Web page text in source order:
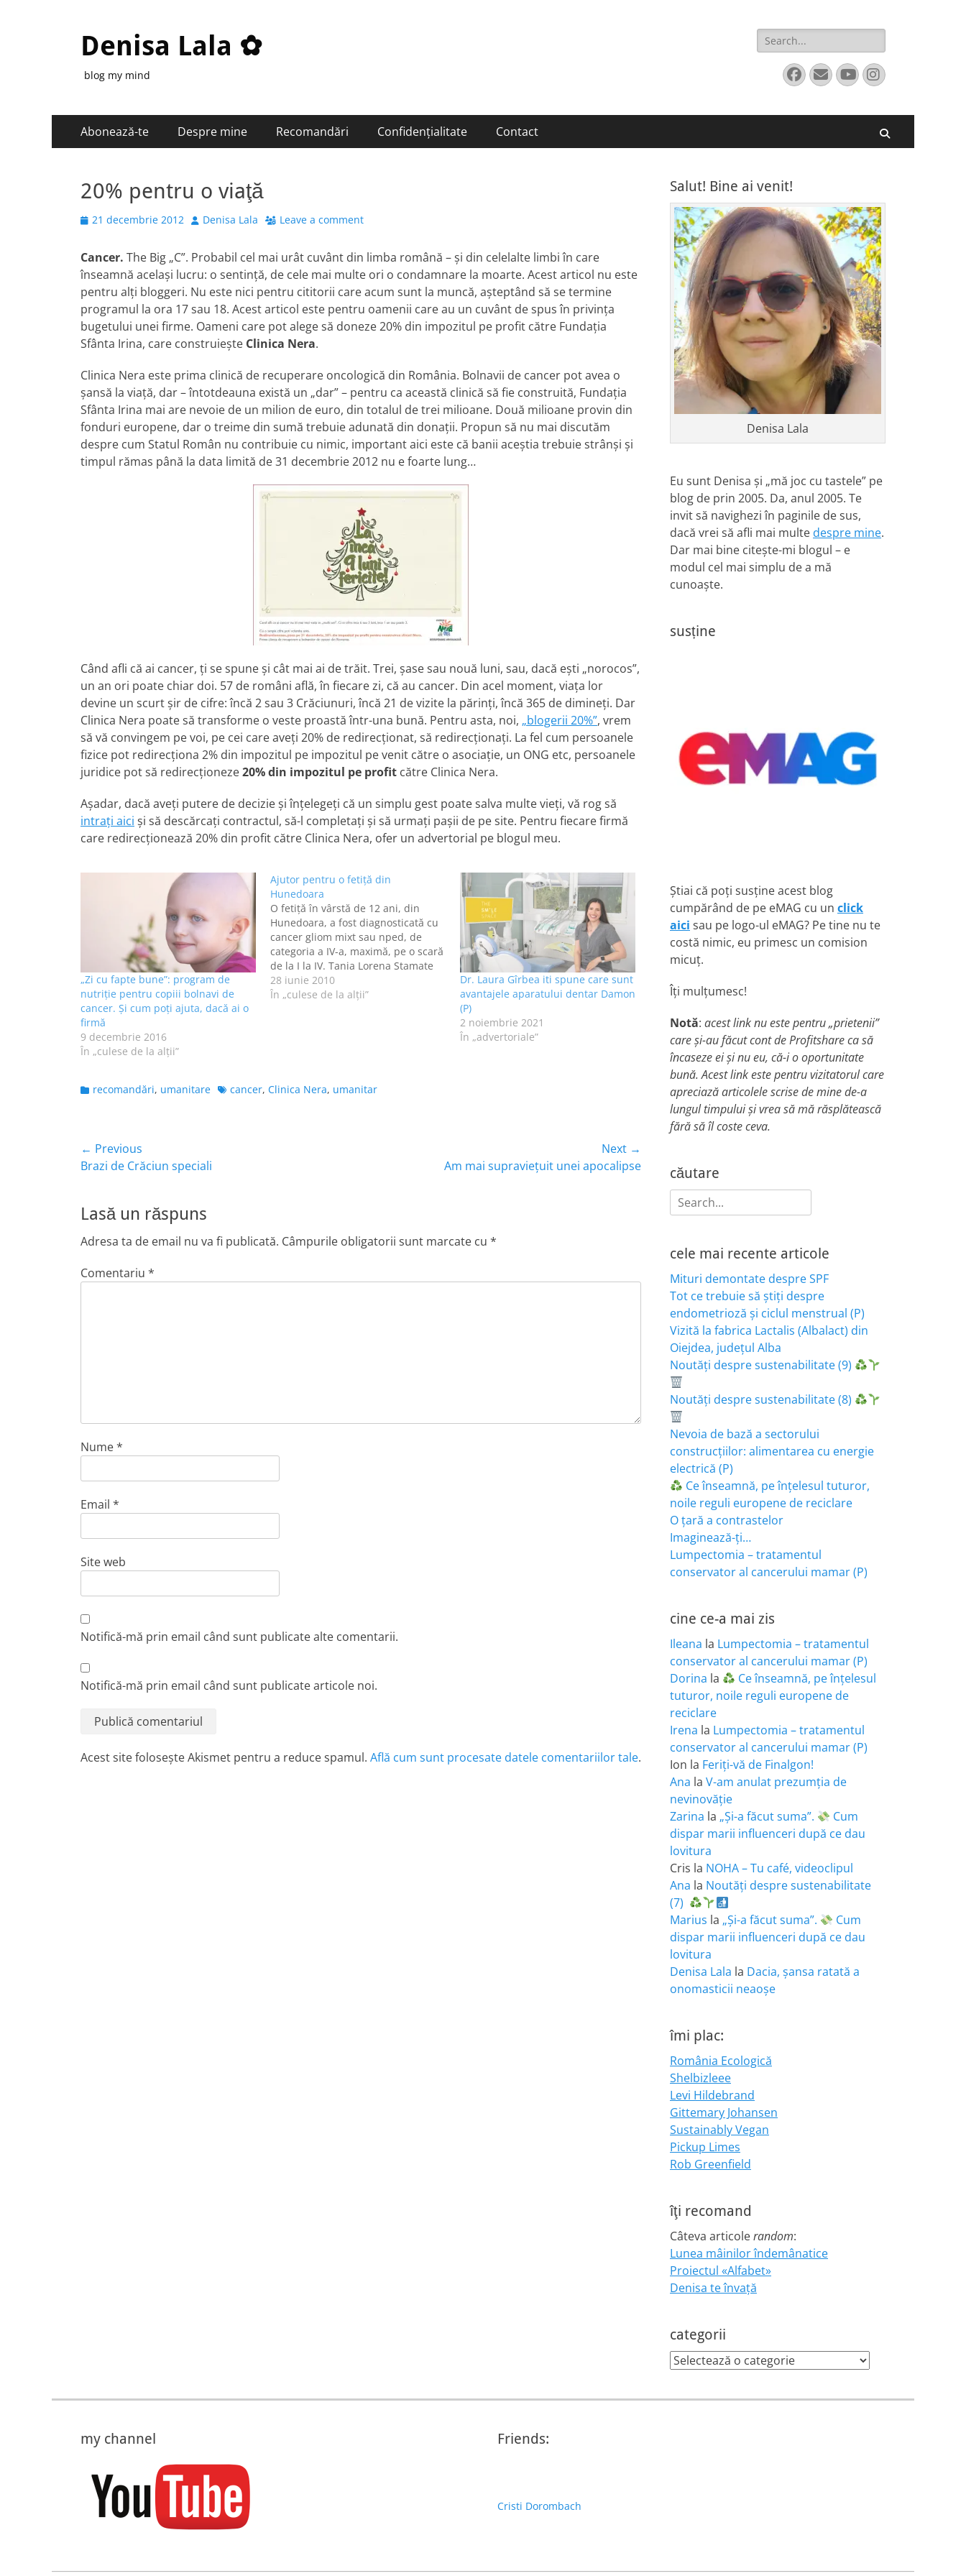
Denisa Lala ✿
blog my mind
Search
for:
Facebook
EmailYouTube
Instagram
Primary
Menu
Abonează-te Despre mine Recomandări Confidențialitate Contact
20% pentru o viaţă
Posted
21 decembrie 2012 Author
Denisa Lala Leave a comment
Cancer. The Big „C”. Probabil cel mai urât cuvânt din limba română – şi din celelalte limbi în care
înseamnă acelaşi lucru: o sentinţă, de cele mai multe ori o condamnare la moarte. Acest articol nu este
pentru alţi bloggeri. Nu este nici pentru cititorii care acum sunt la muncă, aşteptând să se termine
programul la ora 17 sau 18. Acest articol este pentru oamenii care au un cuvânt de spus în privinţa
bugetului unei firme. Oameni care pot alege să doneze 20% din impozitul pe profit către Fundaţia
Sfânta Irina, care construieşte Clinica Nera.
Clinica Nera este prima clinică de recuperare oncologică din România. Bolnavii de cancer pot avea o
şansă la viaţă, dar – întotdeauna există un „dar” – pentru ca această clinică să fie construită, Fundaţia
Sfânta Irina mai are nevoie de un milion de euro, din totalul de trei milioane. Două milioane provin din
fonduri europene, dar o treime din sumă trebuie adunată din donaţii. Propun să nu mai discutăm
despre cum Statul Român nu contribuie cu nimic, important aici este că banii aceştia trebuie strânşi şi
timpul rămas până la data limită de 31 decembrie 2012 nu e foarte lung…
Când afli că ai cancer, ţi se spune şi cât mai ai de trăit. Trei, şase sau nouă luni, sau, dacă eşti „norocos”,
un an ori poate chiar doi. 57 de români află, în fiecare zi, că au cancer. Din acel moment, viaţa lor
devine un scurt şir de cifre: încă 2 sau 3 Crăciunuri, încă 21 de vizite la părinţi, încă 365 de dimineţi. Dar
Clinica Nera poate să transforme o veste proastă într-una bună. Pentru asta, noi, „blogerii 20%”, vrem
să vă convingem pe voi, pe cei care aveţi 20% de redirecţionat, să redirecţionaţi. La fel cum persoanele
fizice pot redirecţiona 2% din impozitul pe impozitul pe venit către o asociaţie, un ONG etc, persoanele
juridice pot să redirecţioneze20% din impozitul pe profit către Clinica Nera.
Aşadar, dacă aveţi putere de decizie şi înţelegeţi că un simplu gest poate salva multe vieţi, vă rog să
intraţi aici şi să descărcaţi contractul, să-l completaţi şi să urmaţi paşii de pe site. Pentru fiecare firmă
care redirecţionează 20% din profit către Clinica Nera, ofer un advertorial pe blogul meu.
„Zi cu fapte bune”: program de
nutriție pentru copiii bolnavi de
cancer. Și cum poți ajuta, dacă ai o
firmă
9 decembrie 2016
În „culese de la alţii”
Ajutor pentru o fetiţă din
Hunedoara
O fetiţă în vârstă de 12 ani, din
Hunedoara, a fost diagnosticată cu
cancer gliom mixt sau nped, de
categoria a IV-a, maximă, pe o scară
de la I la IV. Tania Lorena Stamate
este elevă la Şcoala Generală Nr. 3
din Hunedoara. Din păcate,
28 iunie 2010
În „culese de la alţii”
Dr. Laura Gîrbea iti spune care sunt
avantajele aparatului dentar Damon
(P)
2 noiembrie 2021
În „advertoriale”
Categories
recomandări, umanitare Tagscancer, Clinica Nera, umanitar
Navigare
în
articole
← Previous
Previous
Brazi de Crăciun speciali
Next →
Am mai supravieţuit unei apocalipse
Lasă un răspuns
Adresa ta de email nu va fi publicată. Câmpurile obligatorii sunt marcate cu *
Comentariu *
Nume*
Email *
Site web
Notifică-mă prin email când sunt publicate alte comentarii.
Notifică-mă prin email când sunt publicate articole noi.
Acest site folosește Akismet pentru a reduce spamul. Află cum sunt procesate datele comentariilor tale.
Salut! Bine ai venit!
Denisa Lala
Eu sunt Denisa și „mă joc cu tastele” pe
blog de prin 2005. Da, anul 2005. Te
invit să navighezi în paginile de sus,
dacă vrei să afli mai multe despre mine.
Dar mai bine citește-mi blogul – e
modul cel mai simplu de a mă
cunoaște.
susține
Știai că poți susține acest blog
cumpărând de pe eMAG cu un click
aici sau pe logo-ul eMAG? Pe tine nu te
costă nimic, eu primesc un comision
micuț.
Îți mulțumesc!
Notă: acest link nu este pentru „prietenii”
care și-au făcut cont de Profitshare ca să
încaseze ei și nu eu, că-i o oportunitate
bună. Acest link este pentru vizitatorul care
apreciază articolele scrise de mine de-a
lungul timpului și vrea să mă răsplătească
fără să îl coste ceva.
căutare
Search
for:
cele mai recente articole
Mituri demontate despre SPF
Tot ce trebuie să știți despre
endometrioză și ciclul menstrual (P)
Vizită la fabrica Lactalis (Albalact) din
Oiejdea, județul Alba
Noutăți despre sustenabilitate (9)
Noutăți despre sustenabilitate (8)
Nevoia de bază a sectorului
construcțiilor: alimentarea cu energie
electrică (P)
Ce înseamnă, pe înțelesul tuturor,
noile reguli europene de reciclare
O țară a contrastelor
Imaginează-ți…
Lumpectomia – tratamentul
conservator al cancerului mamar (P)
cine ce-a mai zis
Ileana la Lumpectomia – tratamentul
conservator al cancerului mamar (P)
Dorina la
Ce înseamnă, pe înțelesul
tuturor, noile reguli europene de
reciclare
Irena la Lumpectomia – tratamentul
conservator al cancerului mamar (P)
Ion la Feriţi-vă de Finalgon!
Ana la V-am anulat prezumția de
nevinovăție
Zarina la „Și-a făcut suma”.
Cum
dispar marii influenceri după ce dau
lovitura
Cris la NOHA – Tu café, videoclipul
Ana la Noutăți despre sustenabilitate
(7)
Marius la „Și-a făcut suma”.
Cum
dispar marii influenceri după ce dau
lovitura
Denisa Lala la Dacia, șansa ratată a
onomasticii neaoșe
îmi plac:
România Ecologică
Shelbizleee
Levi Hildebrand
Gittemary Johansen
Sustainably Vegan
Pickup Limes
Rob Greenfield
îţi recomand
Câteva articolerandom:
Lunea mâinilor îndemânatice
Proiectul «Alfabet»
Denisa te învaţă
categorii
categorii
my channel Friends:
Cristi Dorombach